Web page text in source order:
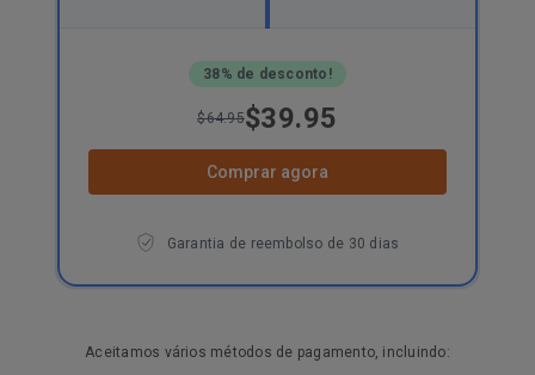
38% de desconto!
$64.95$39.95
Comprar agora
Garantia de reembolso de 30 dias
Aceitamos vários métodos de pagamento, incluindo: